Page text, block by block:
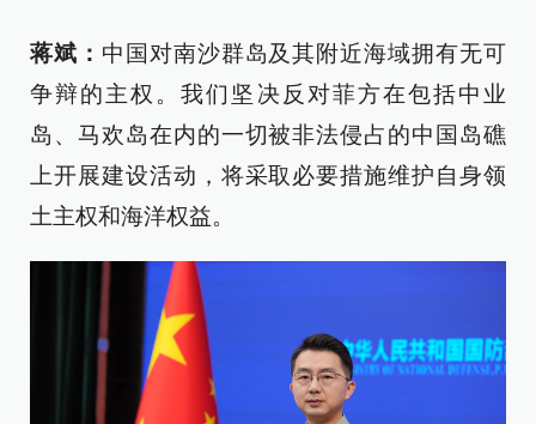
蒋斌： 中国对南沙群岛及其附近海域拥有无可
争辩的主权。我们坚决反对菲方在包括中业
岛、马欢岛在内的一切被非法侵占的中国岛礁
上开展建设活动，将采取必要措施维护自身领
土主权和海洋权益。